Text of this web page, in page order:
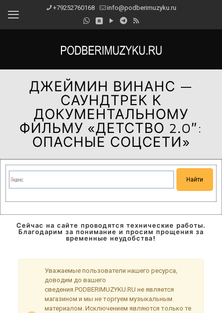
+79252760168 info@podberimuzyku.ru
ДЖЕЙМИН ВИНАНС —
САУНДТРЕК К
ДОКУМЕНТАЛЬНОМУ
ФИЛЬМУ «ДЕТСТВО 2.0″:
ОПАСНЫЕ СОЦСЕТИ»
Сейчас на сайте проводятся технические работы.
Благодарим за понимание и просим прощения за
временные неудобства!
Уважаемые пользователи нашего ресурса,
доводим до вашего
сведения.PODBERIMUZYKU.RU не является
магазином и мы не торгуем музыкальным
материалом. Исключением являются только те